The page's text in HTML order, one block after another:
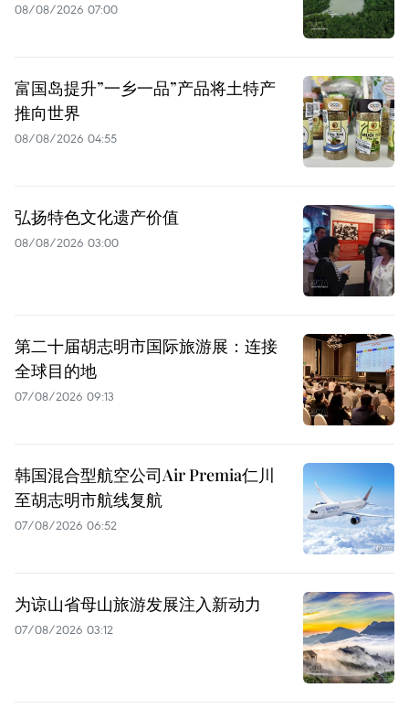
08/08/2026 07:00
富国岛提升”一乡一品”产品将土特产
推向世界
08/08/2026 04:55
弘扬特色文化遗产价值
08/08/2026 03:00
第二十届胡志明市国际旅游展：连接
全球目的地
07/08/2026 09:13
韩国混合型航空公司Air Premia仁川
至胡志明市航线复航
07/08/2026 06:52
为谅山省母山旅游发展注入新动力
07/08/2026 03:12